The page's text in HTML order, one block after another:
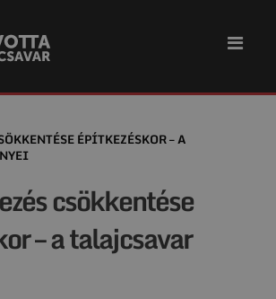
ÉPÍTKEZÉSKOR – A
csökkentése
– a talajcsavar